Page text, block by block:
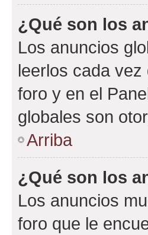
¿Qué son los
Los anuncios
leerlos cada
foro y en el
globales son
Arriba
¿Qué son los
Los anuncios
foro que le